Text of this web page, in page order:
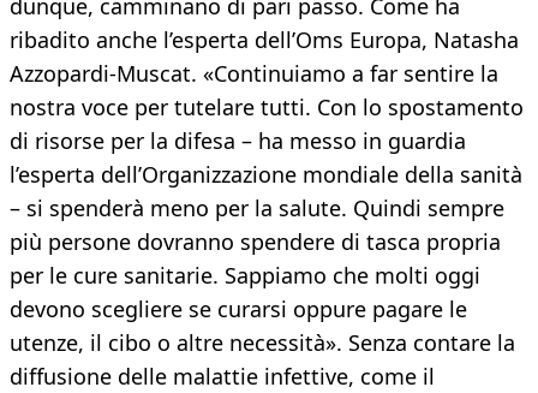
dunque, camminano di pari passo. Come ha
ribadito anche l’esperta dell’Oms Europa, Natasha
Azzopardi-Muscat. «Continuiamo a far sentire la
nostra voce per tutelare tutti. Con lo spostamento
di risorse per la difesa – ha messo in guardia
l’esperta dell’Organizzazione mondiale della sanità
– si spenderà meno per la salute. Quindi sempre
più persone dovranno spendere di tasca propria
per le cure sanitarie. Sappiamo che molti oggi
devono scegliere se curarsi oppure pagare le
utenze, il cibo o altre necessità». Senza contare la
diffusione delle malattie infettive, come il